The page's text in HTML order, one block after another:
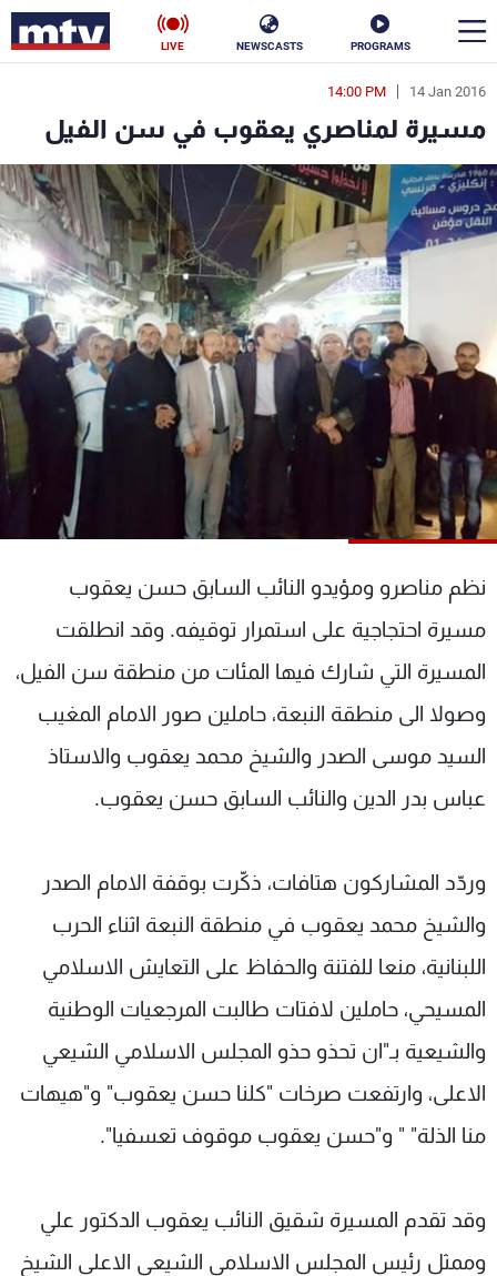
PROGRAMS
NEWSCASTS
LIVE
14 Jan 2016
14:00 PM
مسيرة لمناصري يعقوب في سن الفيل
نظم مناصرو ومؤيدو النائب السابق حسن يعقوب
مسيرة احتجاجية على استمرار توقيفه. وقد انطلقت
المسيرة التي شارك فيها المئات من منطقة سن الفيل،
وصولا الى منطقة النبعة، حاملين صور الامام المغيب
السيد موسى الصدر والشيخ محمد يعقوب والاستاذ
عباس بدر الدين والنائب السابق حسن يعقوب.
وردّد المشاركون هتافات، ذكّرت بوقفة الامام الصدر
والشيخ محمد يعقوب في منطقة النبعة اثناء الحرب
اللبنانية، منعا للفتنة والحفاظ على التعايش الاسلامي
المسيحي، حاملين لافتات طالبت المرجعيات الوطنية
والشيعية بـ"ان تحذو حذو المجلس الاسلامي الشيعي
الاعلى، وارتفعت صرخات "كلنا حسن يعقوب" و"هيهات
منا الذلة" " و"حسن يعقوب موقوف تعسفيا".
وقد تقدم المسيرة شقيق النائب يعقوب الدكتور علي
وممثل رئيس المجلس الاسلامي الشيعي الاعلى الشيخ
en
الأخبار
سياسة ناس
إقتصاد فن
رياضة
كأس العالم
البرامج
جدول البرامج
شاهد البرامج
عن MTV
الإنـتـاج
لاعلاناتكم
وظائف
تواصل معنا
شروط الإسـتخدام